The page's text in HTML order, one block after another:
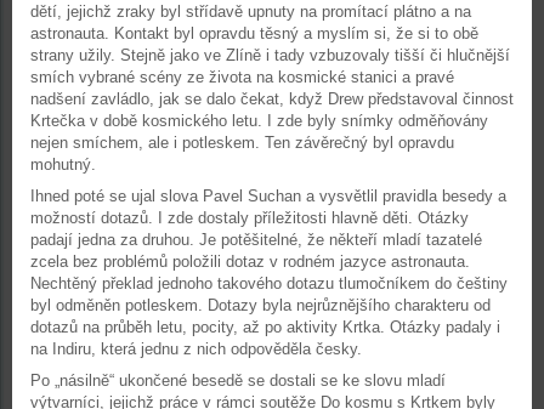
dětí, jejichž zraky byl střídavě upnuty na promítací plátno a na
astronauta. Kontakt byl opravdu těsný a myslím si, že si to obě
strany užily. Stejně jako ve Zlíně i tady vzbuzovaly tišší či hlučnější
smích vybrané scény ze života na kosmické stanici a pravé
nadšení zavládlo, jak se dalo čekat, když Drew představoval činnost
Krtečka v době kosmického letu. I zde byly snímky odměňovány
nejen smíchem, ale i potleskem. Ten závěrečný byl opravdu
mohutný.
Ihned poté se ujal slova Pavel Suchan a vysvětlil pravidla besedy a
možností dotazů. I zde dostaly příležitosti hlavně děti. Otázky
padají jedna za druhou. Je potěšitelné, že někteří mladí tazatelé
zcela bez problémů položili dotaz v rodném jazyce astronauta.
Nechtěný překlad jednoho takového dotazu tlumočníkem do češtiny
byl odměněn potleskem. Dotazy byla nejrůznějšího charakteru od
dotazů na průběh letu, pocity, až po aktivity Krtka. Otázky padaly i
na Indiru, která jednu z nich odpověděla česky.
Po „násilně“ ukončené besedě se dostali se ke slovu mladí
výtvarníci, jejichž práce v rámci soutěže Do kosmu s Krtkem byly